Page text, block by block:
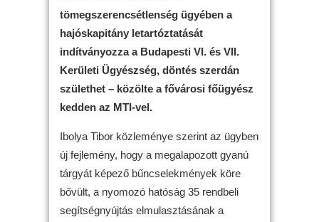
tömegszerencsétlenség ügyében a
hajóskapitány letartóztatását
indítványozza a Budapesti VI. és VII.
Kerületi Ügyészség, döntés szerdán
születhet – közölte a fővárosi főügyész
kedden az MTI-vel.
Ibolya Tibor közleménye szerint az ügyben
új fejlemény, hogy a megalapozott gyanú
tárgyát képező bűncselekmények köre
bővült, a nyomozó hatóság 35 rendbeli
segítségnyújtás elmulasztásának a